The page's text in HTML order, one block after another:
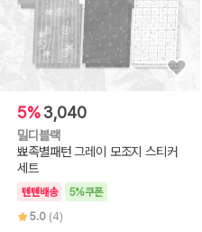
5% 3,040
밀디블랙
뾰족별패턴 그레이 모조지 스티커
세트
텐텐배송
5%쿠폰
5.0 (4)